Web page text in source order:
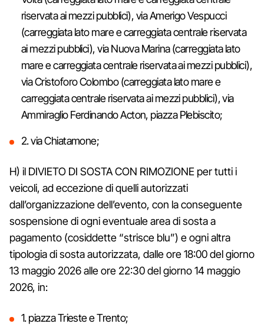
riservata ai mezzi pubblici), via Amerigo Vespucci
(carreggiata lato mare e carreggiata centrale riservata
ai mezzi pubblici), via Nuova Marina (carreggiata lato
mare e carreggiata centrale riservata ai mezzi pubblici),
via Cristoforo Colombo (carreggiata lato mare e
carreggiata centrale riservata ai mezzi pubblici), via
Ammiraglio Ferdinando Acton, piazza Plebiscito;
2. via Chiatamone;
H) il DIVIETO DI SOSTA CON RIMOZIONE per tutti i
veicoli, ad eccezione di quelli autorizzati
dall’organizzazione dell’evento, con la conseguente
sospensione di ogni eventuale area di sosta a
pagamento (cosiddette “strisce blu”) e ogni altra
tipologia di sosta autorizzata, dalle ore 18:00 del giorno
13 maggio 2026 alle ore 22:30 del giorno 14 maggio
2026, in:
1. piazza Trieste e Trento;